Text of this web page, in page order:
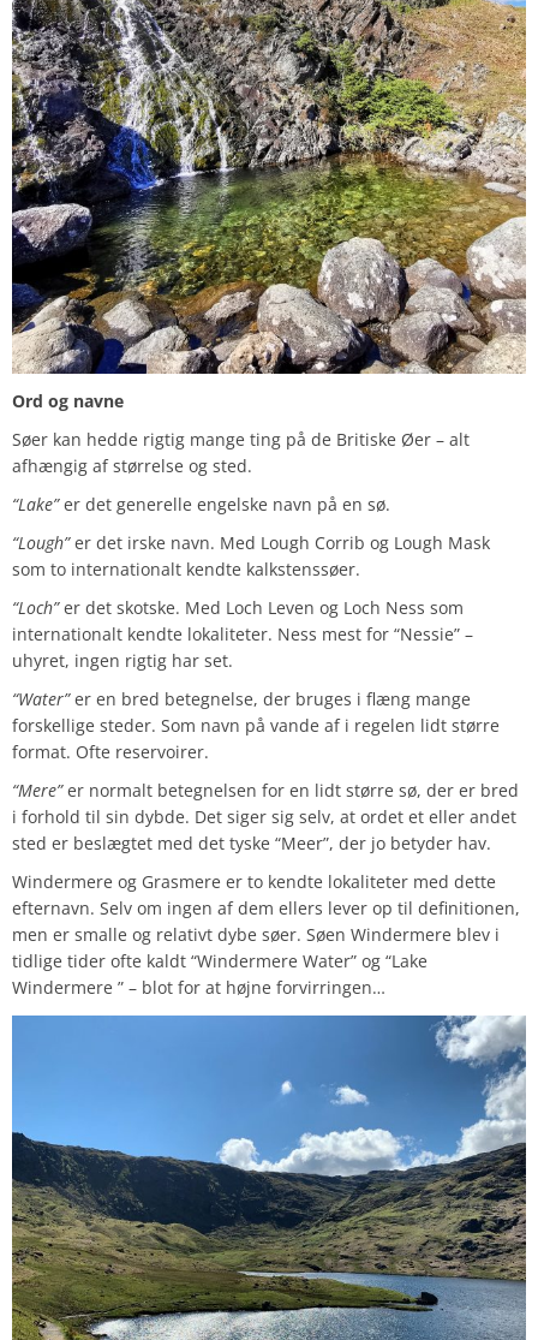
Ord og navne
Søer kan hedde rigtig mange ting på de Britiske Øer – alt
afhængig af størrelse og sted.
“Lake”er det generelle engelske navn på en sø.
“Lough”er det irske navn. Med Lough Corrib og Lough Mask
som to internationalt kendte kalkstenssøer.
“Loch”er det skotske. Med Loch Leven og Loch Ness som
internationalt kendte lokaliteter. Ness mest for “Nessie” –
uhyret, ingen rigtig har set.
“Water”er en bred betegnelse, der bruges i flæng mange
forskellige steder. Som navn på vande af i regelen lidt større
format. Ofte reservoirer.
“Mere”er normalt betegnelsen for en lidt større sø, der er bred
i forhold til sin dybde. Det siger sig selv, at ordet et eller andet
sted er beslægtet med det tyske “Meer”, der jo betyder hav.
Windermere og Grasmere er to kendte lokaliteter med dette
efternavn. Selv om ingen af dem ellers lever op til definitionen,
men er smalle og relativt dybe søer. Søen Windermere blev i
tidlige tider ofte kaldt “Windermere Water” og “Lake
Windermere ” – blot for at højne forvirringen…